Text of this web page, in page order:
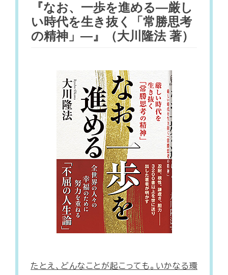
『なお、一歩を進める―厳し
い時代を生き抜く「常勝思考
の精神」―』（大川隆法 著）
たとえ、どんなことが起こっても。いかなる環